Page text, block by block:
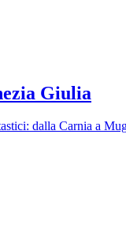
Giulia
dalla Carnia a